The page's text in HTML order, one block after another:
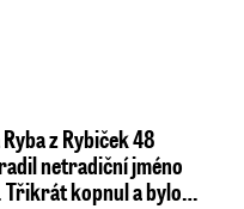
z Rybiček 48
netradiční jméno
Třikrát kopnul a bylo…